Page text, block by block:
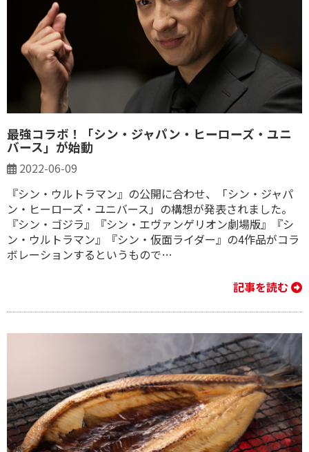
最強コラボ！「シン・ジャパン・ヒーローズ・ユニ
バース」が始動
2022-06-09
『シン・ウルトラマン』の公開に合わせ、「シン・ジャパ
ン・ヒーローズ・ユニバース」の構想が発表されました。
『シン・ゴジラ』『シン・エヴァンゲリオン劇場版』『シ
ン・ウルトラマン』『シン・仮面ライダー』の4作品がコラ
ボレーションするというもので…
記事を読む